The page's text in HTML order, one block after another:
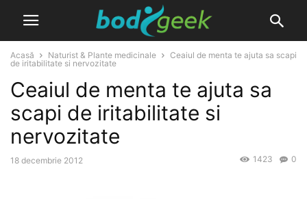
Acasă Naturist & Plante medicinale
Ceaiul de menta te ajuta sa scapi
de iritabilitate si nervozitate
Ceaiul de menta te ajuta sa
scapi de iritabilitate si
nervozitate
18 decembrie 2012 0
1423